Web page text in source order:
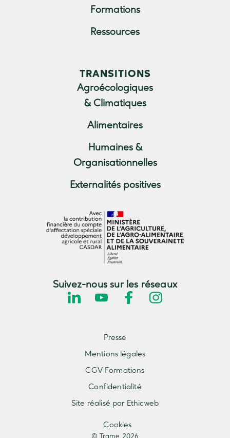
Formations
Ressources
TRANSITIONS
Agroécologiques
& Climatiques
Alimentaires
Humaines &
Organisationnelles
Externalités positives
Suivez-nous sur les réseaux
© Trame 2026
Cookies
Presse
Mentions légales
CGV Formations
Confidentialité
Site réalisé par Ethicweb